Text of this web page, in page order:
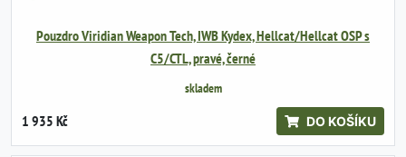
Pouzdro Viridian Weapon Tech, IWB Kydex, Hellcat/Hellcat OSP s
C5/CTL, pravé, černé
skladem
1 935 Kč DO KOŠÍKU